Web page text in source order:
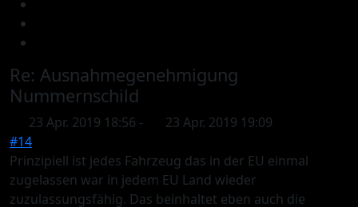
Re: Ausnahmegenehmigung
Nummernschild
23 Apr. 2019 18:56 -
23 Apr. 2019 19:09
#14
Prinzipiell ist jedes Fahrzeug das in der EU einmal
zugelassen war in jedem EU Land wieder
zuzulassungsfähig. Das beinhaltet eben auch die